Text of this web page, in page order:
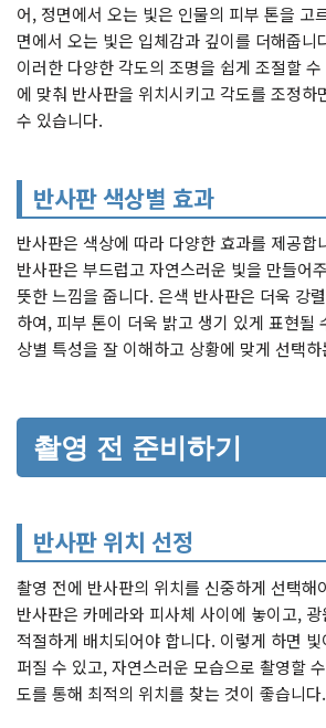
어, 정면에서 오는 빛은 인물의 피부 톤을 고
면에서 오는 빛은 입체감과 깊이를 더해줍니
이러한 다양한 각도의 조명을 쉽게 조절할
에 맞춰 반사판을 위치시키고 각도를 조정하
수 있습니다.
반사판 색상별 효과
반사판은 색상에 따라 다양한 효과를 제공합
반사판은 부드럽고 자연스러운 빛을 만들어
뜻한 느낌을 줍니다. 은색 반사판은 더욱 강
하여, 피부 톤이 더욱 밝고 생기 있게 표현될
상별 특성을 잘 이해하고 상황에 맞게 선택
촬영 전 준비하기
반사판 위치 선정
촬영 전에 반사판의 위치를 신중하게 선택해
반사판은 카메라와 피사체 사이에 놓이고,
적절하게 배치되어야 합니다. 이렇게 하면
퍼질 수 있고, 자연스러운 모습으로 촬영할
도를 통해 최적의 위치를 찾는 것이 좋습니다.